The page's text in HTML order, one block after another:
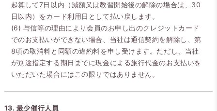
起算して7日以内（減額又は教習開始後の解除の場合は、30
日以内）をカード利用日として払い戻します。
(6) 与信等の理由により会員のお申し出のクレジットカード
でのお支払いができない場合、当社は通信契約を解除し、第
8項の取消料と同額の違約料を申し受けます。ただし、当社
が別途指定する期日までに現金による旅行代金のお支払いを
いただいた場合にはこの限りではありません。
13. 最少催行人員